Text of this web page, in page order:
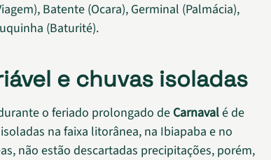
Batente (Ocara), Germinal (Palmácia),
(Baturité).
e chuvas isoladas
o feriado prolongado deCarnavalé de
na faixa litorânea, na Ibiapaba e no
não estão descartadas precipitações, porém,